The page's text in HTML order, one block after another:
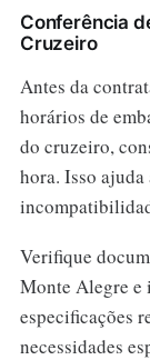
Conferência
Cruzeiro
Antes da
horários de
do cruzeiro,
hora. Isso
Verifique
Monte Alegre e
especificações
necessidades